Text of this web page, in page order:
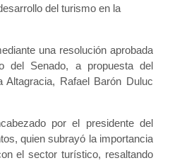
del turismo en la
una resolución aprobada
del Senado, a propuesta del
Rafael Barón Duluc
por el presidente del
quien subrayó la importancia
el sector turístico, resaltando